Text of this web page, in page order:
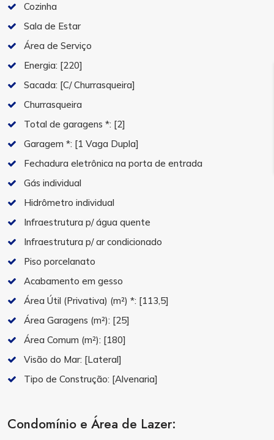
Cozinha
Sala de Estar
Área de Serviço
Energia: [220]
Sacada: [C/ Churrasqueira]
Churrasqueira
Total de garagens *: [2]
Garagem *: [1 Vaga Dupla]
Fechadura eletrônica na porta de entrada
Gás individual
Hidrômetro individual
Infraestrutura p/ água quente
Infraestrutura p/ ar condicionado
Piso porcelanato
Acabamento em gesso
Área Útil (Privativa) (m²) *: [113,5]
Área Garagens (m²): [25]
Área Comum (m²): [180]
Visão do Mar: [Lateral]
Tipo de Construção: [Alvenaria]
Condomínio e Área de Lazer: